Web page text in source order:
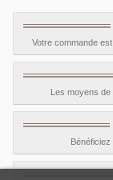
Votre commande
Les moyens